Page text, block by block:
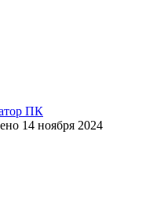
ПК
14 ноября 2024